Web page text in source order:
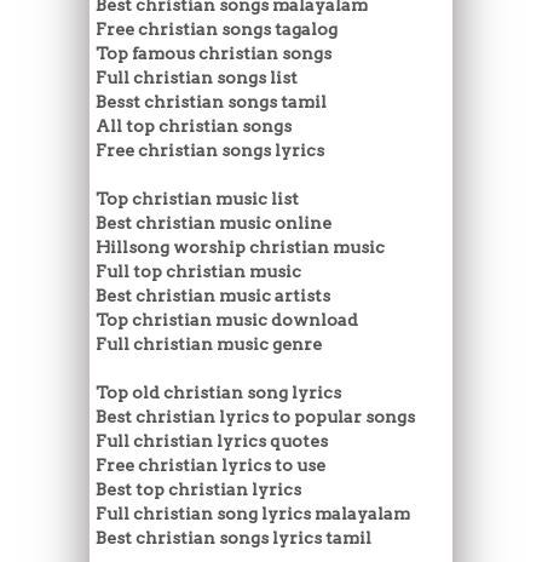
Best christian songs malayalam
Free christian songs tagalog
Top famous christian songs
Full christian songs list
Besst christian songs tamil
All top christian songs
Free christian songs lyrics
Top christian music list
Best christian music online
Hillsong worship christian music
Full top christian music
Best christian music artists
Top christian music download
Full christian music genre
Top old christian song lyrics
Best christian lyrics to popular songs
Full christian lyrics quotes
Free christian lyrics to use
Best top christian lyrics
Full christian song lyrics malayalam
Best christian songs lyrics tamil